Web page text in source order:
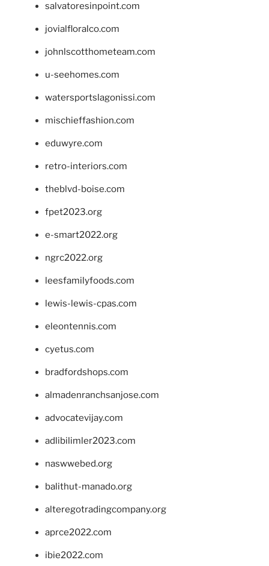
salvatoresinpoint.com
jovialfloralco.com
johnlscotthometeam.com
u-seehomes.com
watersportslagonissi.com
mischieffashion.com
eduwyre.com
retro-interiors.com
theblvd-boise.com
fpet2023.org
e-smart2022.org
ngrc2022.org
leesfamilyfoods.com
lewis-lewis-cpas.com
eleontennis.com
cyetus.com
bradfordshops.com
almadenranchsanjose.com
advocatevijay.com
adlibilimler2023.com
naswwebed.org
balithut-manado.org
alteregotradingcompany.org
aprce2022.com
ibie2022.com